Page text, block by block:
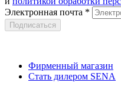
Электронная почта *
Фирменный магазин
Стать дилером SENA